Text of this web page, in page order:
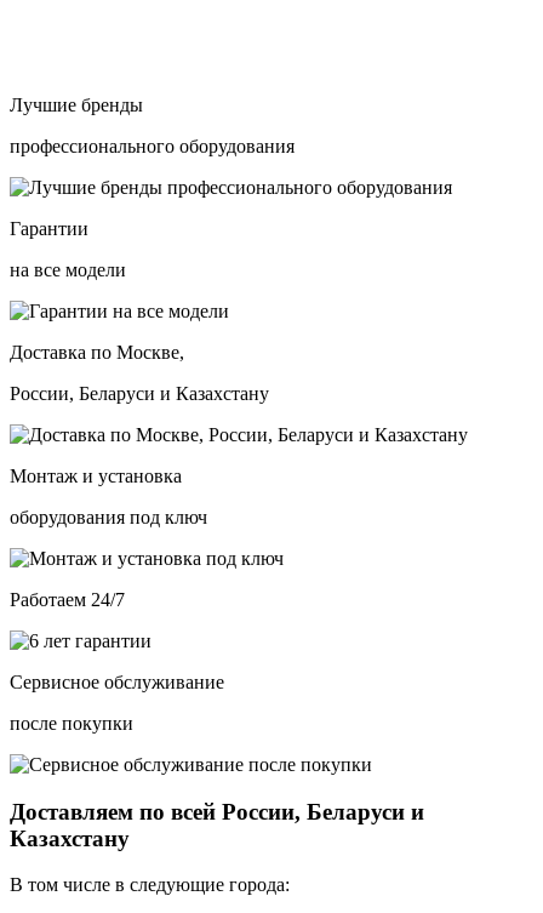
Лучшие бренды
профессионального оборудования
Гарантии
на все модели
Доставка по Москве,
России, Беларуси и Казахстану
Монтаж и установка
оборудования под ключ
Работаем 24/7
Сервисное обслуживание
после покупки
Доставляем по всей России, Беларуси и
Казахстану
В том числе в следующие города: